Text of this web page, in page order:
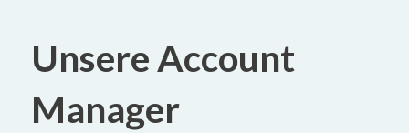
Unsere Account
Manager